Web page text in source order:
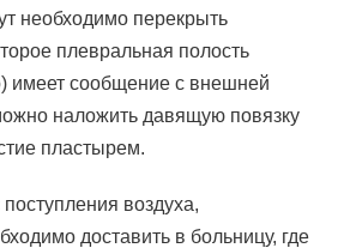
необходимо перекрыть
плевральная полость
имеет сообщение с внешней
наложить давящую повязку
пластырем.
воздуха,
доставить в больницу, где